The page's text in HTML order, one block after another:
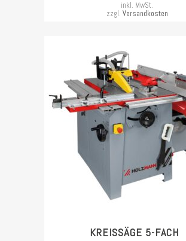
inkl. MwSt.
zzgl. Versandkosten
KREISSÄGE 5-FACH